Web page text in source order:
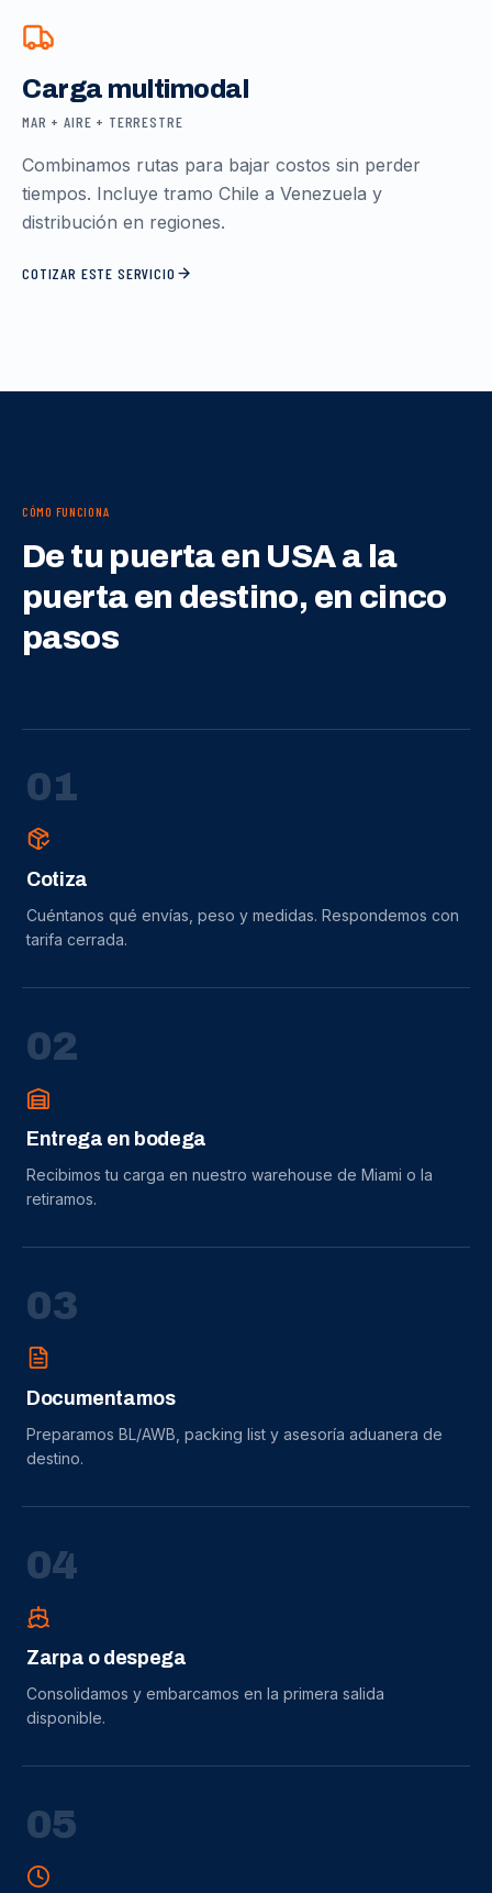
Carga multimodal
MAR + AIRE + TERRESTRE
Combinamos rutas para bajar costos sin perder
tiempos. Incluye tramo Chile a Venezuela y
distribución en regiones.
COTIZAR ESTE SERVICIO
CÓMO FUNCIONA
De tu puerta en USA a la
puerta en destino, en cinco
pasos
01
Cotiza
Cuéntanos qué envías, peso y medidas. Respondemos con
tarifa cerrada.
02
Entrega en bodega
Recibimos tu carga en nuestro warehouse de Miami o la
retiramos.
03
Documentamos
Preparamos BL/AWB, packing list y asesoría aduanera de
destino.
04
Zarpa o despega
Consolidamos y embarcamos en la primera salida
disponible.
05